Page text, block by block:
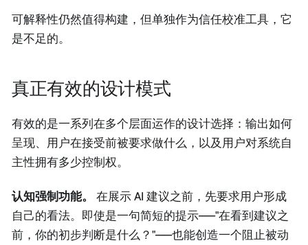
可解释性仍然值得构建，但单独作为信任校准工具，它
是不足的。
真正有效的设计模式
有效的是一系列在多个层面运作的设计选择：输出如何
呈现、用户在接受前被要求做什么，以及用户对系统自
主性拥有多少控制权。
认知强制功能。
在展示 AI 建议之前，先要求用户形成
自己的看法。即使是一句简短的提示——"在看到建议之
前，你的初步判断是什么？"——也能创造一个阻止被动